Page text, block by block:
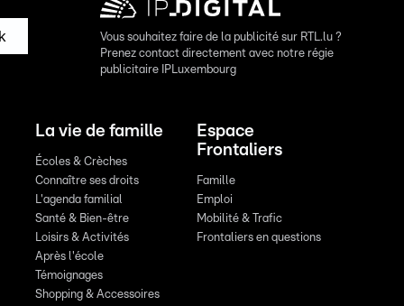
Vous souhaitez faire de la publicité sur RTL.lu ?
Prenez contact directement avec notre régie
publicitaire IPLuxembourg
La vie de famille
Écoles & Crèches
Connaître ses droits
L'agenda familial
Santé & Bien-être
Loisirs & Activités
Après l'école
Témoignages
Shopping & Accessoires
Espace
Frontaliers
Famille
Emploi
Mobilité & Trafic
Frontaliers en questions